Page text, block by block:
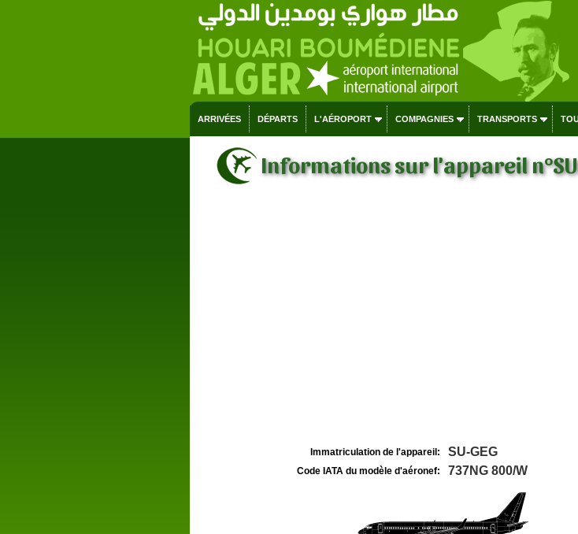
ARRIVÉES DÉPARTS L'AÉROPORT COMPAGNIES TRANSPORTS
Informations sur l'appareil
Immatriculation de l'appareil: SU-GEG
Code IATA du modèle d'aéronef: 737NG 800/W